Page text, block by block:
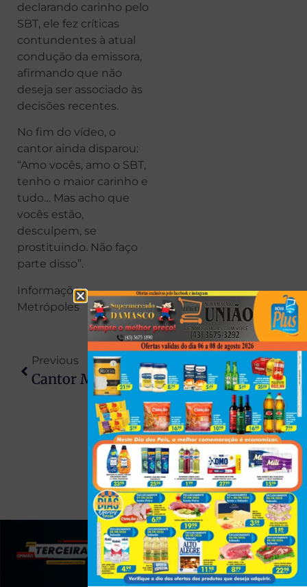
declarando carinho pelo
SBT, ele fez críticas
contundentes à atual
condução da emissora,
afirmando que não
deseja ser associado às
decisões recentes.
No fim do vídeo, o
cantor ainda disparou:
“Amo vocês, amo o SBT,
tenho o maior carinho e
tudo… Mas acho que
vocês estão,
desculpem, se
prostituindo. Não faço
parte disso”.
Informações:
Metrópoles
Previous
Cantor Morre Aos 36 Anos Após Bater Em Poste De Moto
Next
Distribuidora De Peças De Caminhão Incendiada Em Maringá Seria Inaugurada Nesta Segunda-Feira
(43) 991545950